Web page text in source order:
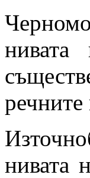
нивата
нивата